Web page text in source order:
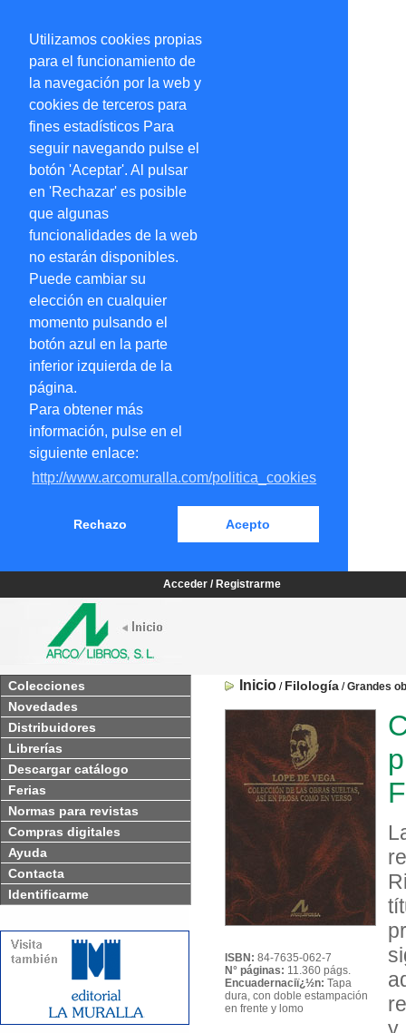
Utilizamos cookies propias
para el funcionamiento de
la navegación por la web y
cookies de terceros para
fines estadísticos Para
seguir navegando pulse el
botón 'Aceptar'. Al pulsar
en 'Rechazar' es posible
que algunas
funcionalidades de la web
no estarán disponibles.
Puede cambiar su
elección en cualquier
momento pulsando el
botón azul en la parte
inferior izquierda de la
página.
Para obtener más
información, pulse en el
siguiente enlace:
http://www.arcomuralla.com/politica_cookies
Rechazo Acepto
Acceder / Registrarme
Colecciones
Novedades
Distribuidores
Librerías
Descargar catálogo
Ferias
Normas para revistas
Compras digitales
Ayuda
Contacta
Identificarme
Inicio / Filología /Grandes
ISBN: 84-7635-062-7
N° páginas: 11.360 págs.
Encuadernaciï¿½n: Tapa
dura, con doble estampación
en frente y lomo